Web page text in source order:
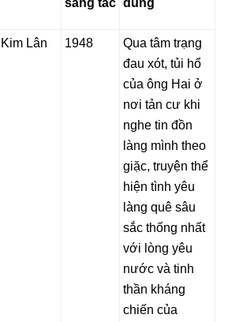
Kim Lân 1948
Qua tâm trạng
đau xót, tủi hổ
của ông Hai ở
nơi tản cư khi
nghe tin đồn
làng mình theo
giặc, truyện thể
hiện tình yêu
làng quê sâu
sắc thống nhất
với lòng yêu
nước và tinh
thần kháng
chiến của